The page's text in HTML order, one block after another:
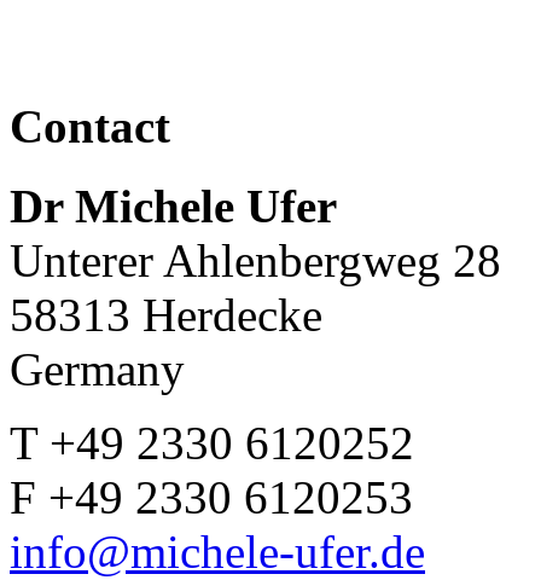
Contact
Dr Michele Ufer
Unterer Ahlenbergweg 28
58313 Herdecke
Germany
T +49 2330 6120252
F +49 2330 6120253
info@michele-ufer.de